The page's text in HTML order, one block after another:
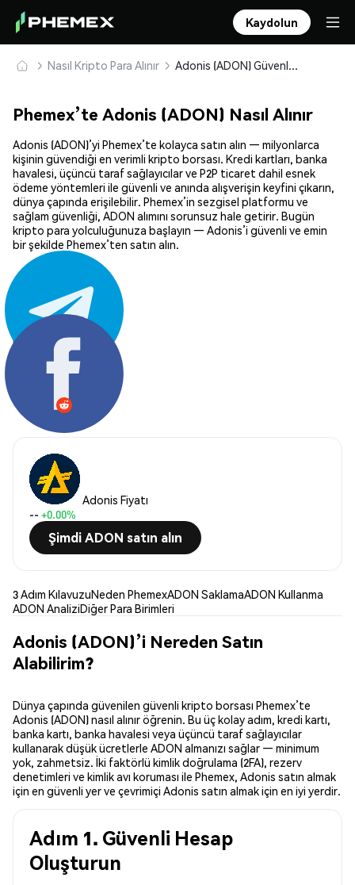
Kaydolun
Nasıl Kripto Para Alınır Adonis (ADON) Güvenle Satın Alın ve Saklayın
Phemex’te Adonis (ADON) Nasıl Alınır
Adonis (ADON)’yi Phemex’te kolayca satın alın — milyonlarca
kişinin güvendiği en verimli kripto borsası. Kredi kartları, banka
havalesi, üçüncü taraf sağlayıcılar ve P2P ticaret dahil esnek
ödeme yöntemleri ile güvenli ve anında alışverişin keyfini çıkarın,
dünya çapında erişilebilir. Phemex’in sezgisel platformu ve
sağlam güvenliği, ADON alımını sorunsuz hale getirir. Bugün
kripto para yolculuğunuza başlayın — Adonis’i güvenli ve emin
bir şekilde Phemex’ten satın alın.
Paylaş:
Adonis Fiyatı
-- +0.00%
Şimdi ADON satın alın
3 Adım KılavuzuNeden PhemexADON SaklamaADON Kullanma
ADON AnaliziDiğer Para Birimleri
Adonis (ADON)’i Nereden Satın
Alabilirim?
Dünya çapında güvenilen güvenli kripto borsası Phemex’te
Adonis (ADON) nasıl alınır öğrenin. Bu üç kolay adım, kredi kartı,
banka kartı, banka havalesi veya üçüncü taraf sağlayıcılar
kullanarak düşük ücretlerle ADON almanızı sağlar — minimum
yok, zahmetsiz. İki faktörlü kimlik doğrulama (2FA), rezerv
denetimleri ve kimlik avı koruması ile Phemex, Adonis satın almak
için en güvenli yer ve çevrimiçi Adonis satın almak için en iyi yerdir.
Adım 1. Güvenli Hesap
Oluşturun